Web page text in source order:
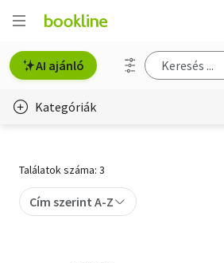
AI ajánló
Kategóriák
Gyermek- és ifjúsági
Találatok száma: 3
Cím szerint A-Z